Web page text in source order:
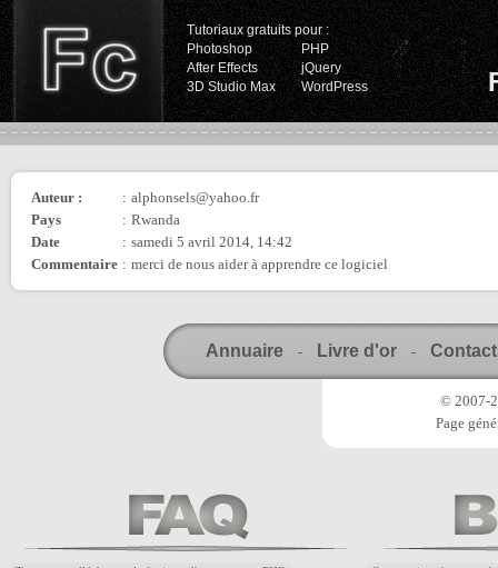
Tutoriaux gratuits pour :
Photoshop
PHP
After Effects
jQuery
3D Studio Max
WordPress
Auteur : : alphonsels@yahoo.fr
Pays
: Rwanda
Date
: samedi 5 avril 2014, 14:42
Commentaire : merci de nous aider à apprendre ce logiciel
Annuaire - Livre d'or - Contact
© 2007-
Page